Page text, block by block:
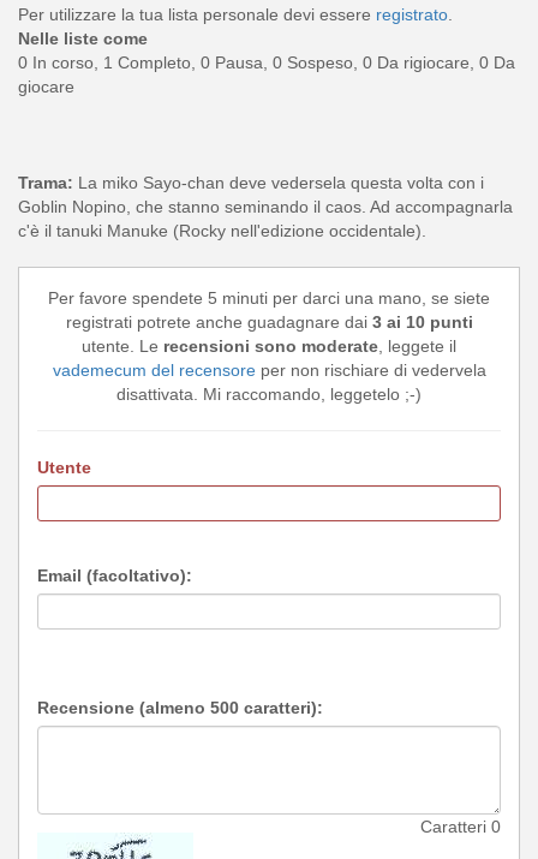
Per utilizzare la tua lista personale devi essere registrato
Nelle liste come
0 In corso, 1 Completo, 0 Pausa, 0 Sospeso, 0 Da rigiocare, 0 Da
giocare
Trama: La miko Sayo-chan deve vedersela questa volta con i
Goblin Nopino, che stanno seminando il caos. Ad accompagnarla
c'è il tanuki Manuke (Rocky nell'edizione occidentale).
Per favore spendete 5 minuti per darci una mano, se siete
registrati potrete anche guadagnare dai 3 ai 10 punti
utente. Le recensioni sono moderate , leggete il
vademecum del recensoreper non rischiare di vedervela
disattivata. Mi raccomando, leggetelo ;-)
Utente
Email (facoltativo):
Recensione (almeno 500 caratteri):
Caratteri 0